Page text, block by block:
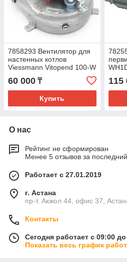
7858293 Вентилятор для
настенных котлов
Viessmann Vitopend 100-W
A1JB/A1HB 12-24
60 000 ₸
Купить
115
О нас
Рейтинг не сформирован
Менее 5 отзывов за
Работает с 27.01.2019
г. Астана
пр-т. Акжол 44, офис 37,
Контакты
Сегодня работает с 09:00
Показать весь график